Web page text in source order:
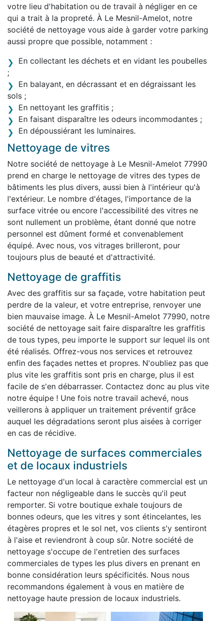
votre lieu d'habitation ou de travail à négliger en ce
qui a trait à la propreté. À Le Mesnil-Amelot, notre
société de nettoyage vous aide à garder votre parking
aussi propre que possible, notamment :
En collectant les déchets et en vidant les poubelles
;
En balayant, en décrassant et en dégraissant les
sols ;
En nettoyant les graffitis ;
En faisant disparaître les odeurs incommodantes ;
En dépoussiérant les luminaires.
Nettoyage de vitres
Notre société de nettoyage à Le Mesnil-Amelot 77990
prend en charge le nettoyage de vitres des types de
bâtiments les plus divers, aussi bien à l'intérieur qu'à
l'extérieur. Le nombre d'étages, l'importance de la
surface vitrée ou encore l'accessibilité des vitres ne
sont nullement un problème, étant donné que notre
personnel est dûment formé et convenablement
équipé. Avec nous, vos vitrages brilleront, pour
toujours plus de beauté et d'attractivité.
Nettoyage de graffitis
Avec des graffitis sur sa façade, votre habitation peut
perdre de la valeur, et votre entreprise, renvoyer une
bien mauvaise image. À Le Mesnil-Amelot 77990, notre
société de nettoyage sait faire disparaître les graffitis
de tous types, peu importe le support sur lequel ils ont
été réalisés. Offrez-vous nos services et retrouvez
enfin des façades nettes et propres. N'oubliez pas que
plus vite les graffitis sont pris en charge, plus il est
facile de s'en débarrasser. Contactez donc au plus vite
notre équipe ! Une fois notre travail achevé, nous
veillerons à appliquer un traitement préventif grâce
auquel les dégradations seront plus aisées à corriger
en cas de récidive.
Nettoyage de surfaces commerciales
et de locaux industriels
Le nettoyage d'un local à caractère commercial est un
facteur non négligeable dans le succès qu'il peut
remporter. Si votre boutique exhale toujours de
bonnes odeurs, que les vitres y sont étincelantes, les
étagères propres et le sol net, vos clients s'y sentiront
à l'aise et reviendront à coup sûr. Notre société de
nettoyage s'occupe de l'entretien des surfaces
commerciales de types les plus divers en prenant en
bonne considération leurs spécificités. Nous nous
recommandons également à vous en matière de
nettoyage haute pression de locaux industriels.